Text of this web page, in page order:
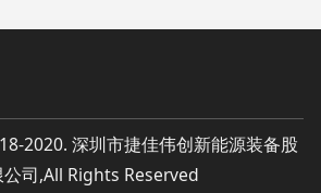
2020. 深圳市捷佳伟创新能源装备股
司,All Rights Reserved